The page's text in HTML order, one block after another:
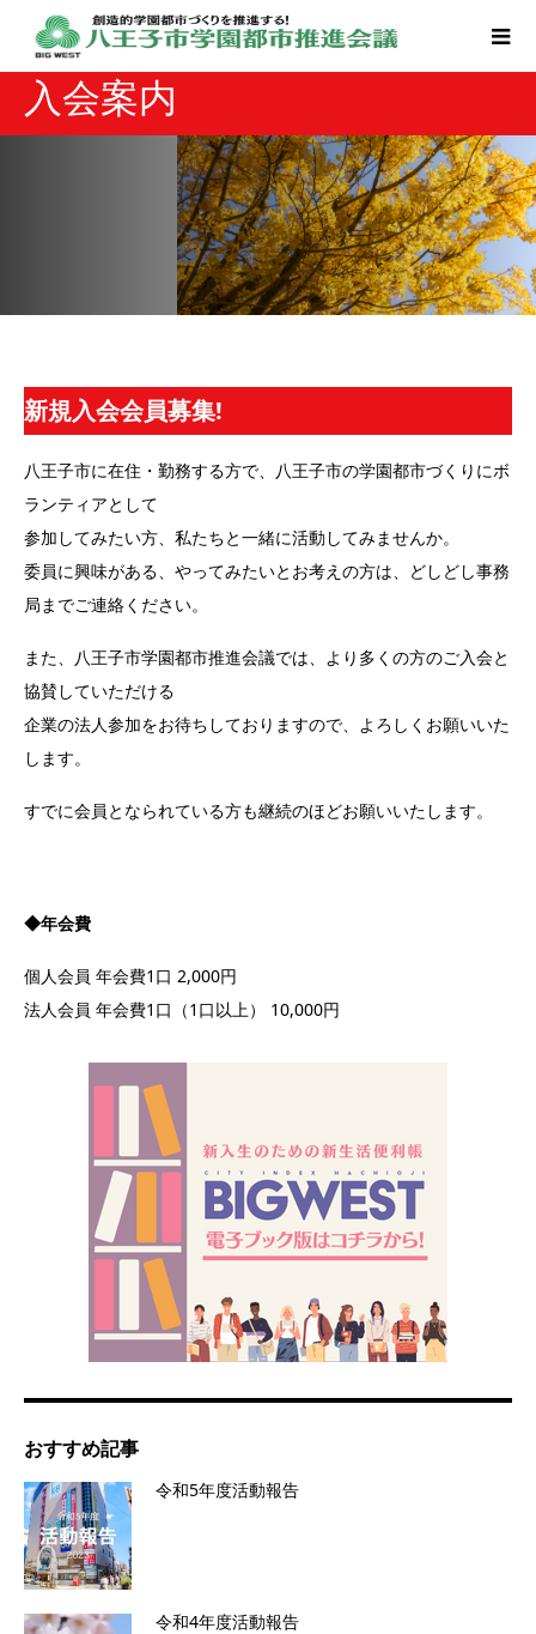
入会案内
新規入会会員募集!
八王子市に在住・勤務する方で、八王子市の学園都市づくりにボ
ランティアとして
参加してみたい方、私たちと一緒に活動してみませんか。
委員に興味がある、やってみたいとお考えの方は、どしどし事務
局までご連絡ください。
また、八王子市学園都市推進会議では、より多くの方のご入会と
協賛していただける
企業の法人参加をお待ちしておりますので、よろしくお願いいた
します。
すでに会員となられている方も継続のほどお願いいたします。
◆年会費
個人会員 年会費1口 2,000円
法人会員 年会費1口（1口以上） 10,000円
おすすめ記事
令和5年度活動報告
令和4年度活動報告